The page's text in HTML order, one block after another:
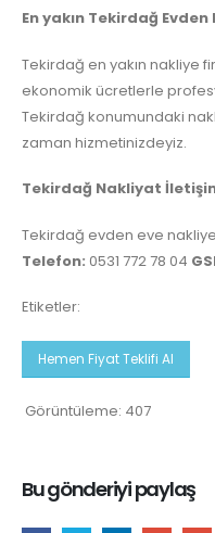
En yakın Tekirdağ Evden
Tekirdağ en yakın nakliye
ekonomik ücretlerle
Tekirdağ konumundaki
zaman hizmetinizdeyiz.
Tekirdağ Nakliyat
Tekirdağ evden eve
Telefon: 0531 772 78 04
Etiketler:
Hemen Fiyat Teklifi Al
Görüntüleme: 407
Bu gönderiyi paylaş